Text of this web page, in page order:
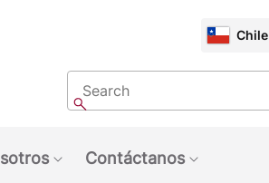
CHOOSE
MARKET
Chile
Buscar
Buscar
Contáctanos